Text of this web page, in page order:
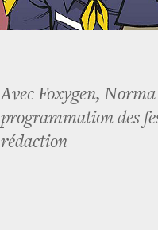
Avec Foxygen,
programmation des
rédaction